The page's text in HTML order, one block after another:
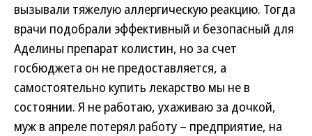
вызывали тяжелую аллергическую реакцию. Тогда
врачи подобрали эффективный и безопасный для
Аделины препарат колистин, но за счет
госбюджета он не предоставляется, а
самостоятельно купить лекарство мы не в
состоянии. Я не работаю, ухаживаю за дочкой,
муж в апреле потерял работу – предприятие, на